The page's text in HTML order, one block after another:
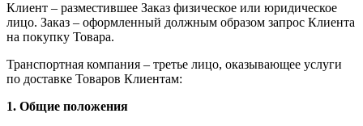
Клиент – разместившее Заказ физическое или юридическое
лицо. Заказ – оформленный должным образом запрос Клиента
на покупку Товара.
Транспортная компания – третье лицо, оказывающее услуги
по доставке Товаров Клиентам:
1. Общие положения